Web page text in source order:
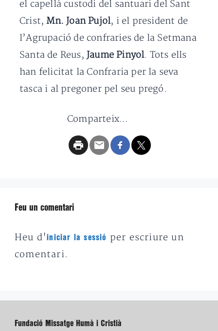
el capellà custodi del santuari del Sant
Crist,Mn. Joan Pujol, i el president de
l’Agrupació de confraries de la Setmana
Santa de Reus, Jaume Pinyol. Tots ells
han felicitat la Confraria per la seva
tasca i al pregoner pel seu pregó.
Comparteix...
Feu un comentari
Heu d'iniciar la sessió
per escriure un
comentari.
Fundació Missatge Humà i Cristià